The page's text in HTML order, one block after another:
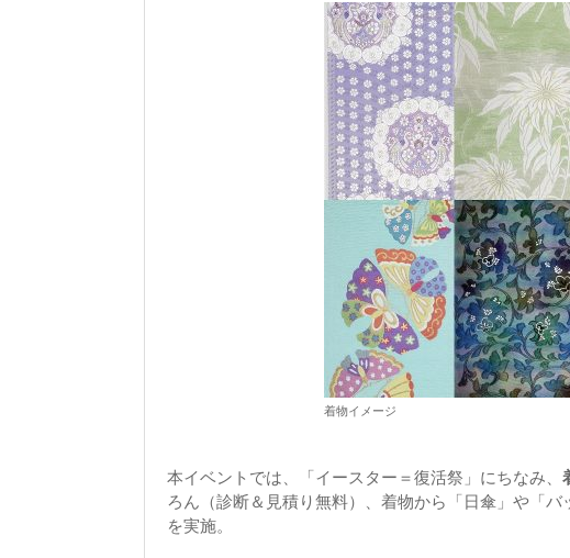
着物イメージ
本イベントでは、「イースター＝復活祭」にちなみ、
ろん（診断＆見積り無料）、着物から「日傘」や「バ
を実施。